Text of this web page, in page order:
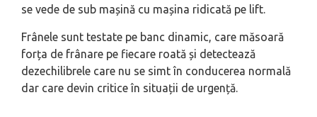
se vede de sub mașină cu mașina ridicată pe lift.
Frânele sunt testate pe banc dinamic, care măsoară
forța de frânare pe fiecare roată și detectează
dezechilibrele care nu se simt în conducerea normală
dar care devin critice în situații de urgență.